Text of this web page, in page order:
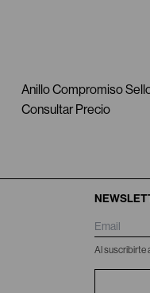
Anillo Compromiso
Consultar Precio
Al suscribirte